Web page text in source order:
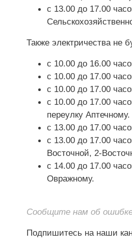
с 13.00 до 17.00
Также электричества не
с 10.00 до 16.00
с 10.00 до 17.00
с 10.00 до 17.00
с 10.00 до 17.00
переулку Аптечному.
с 13.00 до 17.00
с 13.00 до 17.00
Восточной, 2-
с 14.00 до 17.00
Овражному.
Сообщите нам об
Подпишитесь на наши